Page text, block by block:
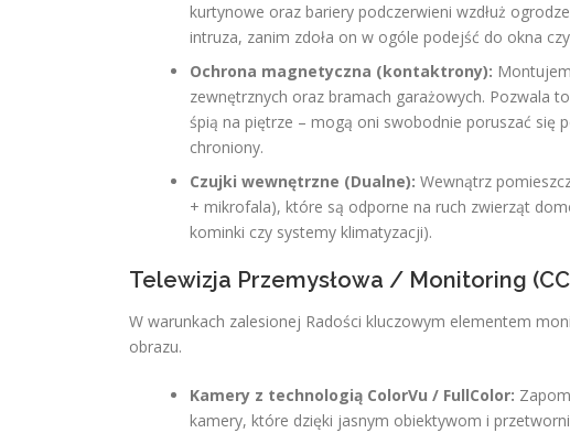
kurtynowe oraz bariery podczerwieni wzdłuż
intruza, zanim zdoła on w ogóle podejść do okna
Ochrona magnetyczna (kontaktrony):
zewnętrznych oraz bramach garażowych. Pozwala
śpią na piętrze – mogą oni swobodnie poruszać się
chroniony.
Czujki wewnętrzne (Dualne): Wewnątrz
+ mikrofala), które są odporne na ruch zwierząt
kominki czy systemy klimatyzacji).
Telewizja Przemysłowa / Monitoring
W warunkach zalesionej Radości kluczowym elementem
obrazu.
Kamery z technologią ColorVu / FullColor:
kamery, które dzięki jasnym obiektywom i